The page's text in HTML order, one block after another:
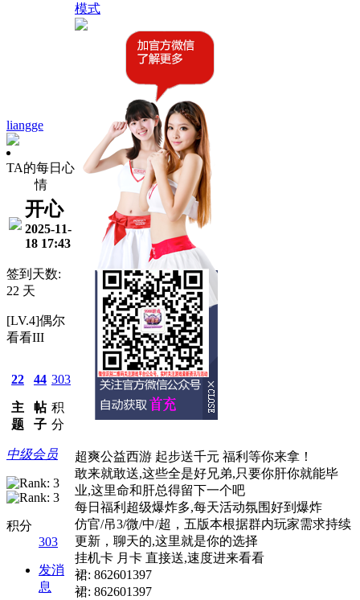
liangge
TA的每日心
情
开心
2025-11-
18 17:43
签到天数:
22 天
[LV.4]偶尔
看看III
22
主
题
44
帖
子
303
积
分
中级会员
积分
303
发消
息
模式
超爽公益西游 起步送千元 福利等你来拿！
敢来就敢送,这些全是好兄弟,只要你肝你就能毕
业,这里命和肝总得留下一个吧
每日福利超级爆炸多,每天活动氛围好到爆炸
仿官/吊3/微/中/超，五版本根据群内玩家需求持续
更新，聊天的,这里就是你的选择
挂机卡 月卡 直接送,速度进来看看
裙: 862601397
裙: 862601397